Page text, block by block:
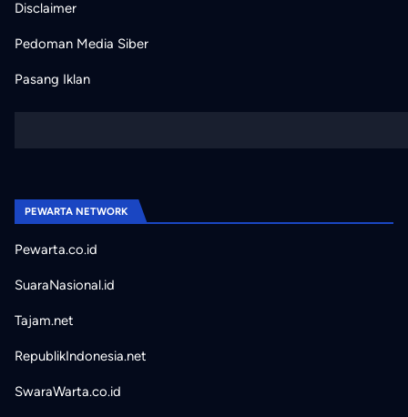
Disclaimer
Pedoman Media Siber
Pasang Iklan
PEWARTA NETWORK
Pewarta.co.id
SuaraNasional.id
Tajam.net
RepublikIndonesia.net
SwaraWarta.co.id